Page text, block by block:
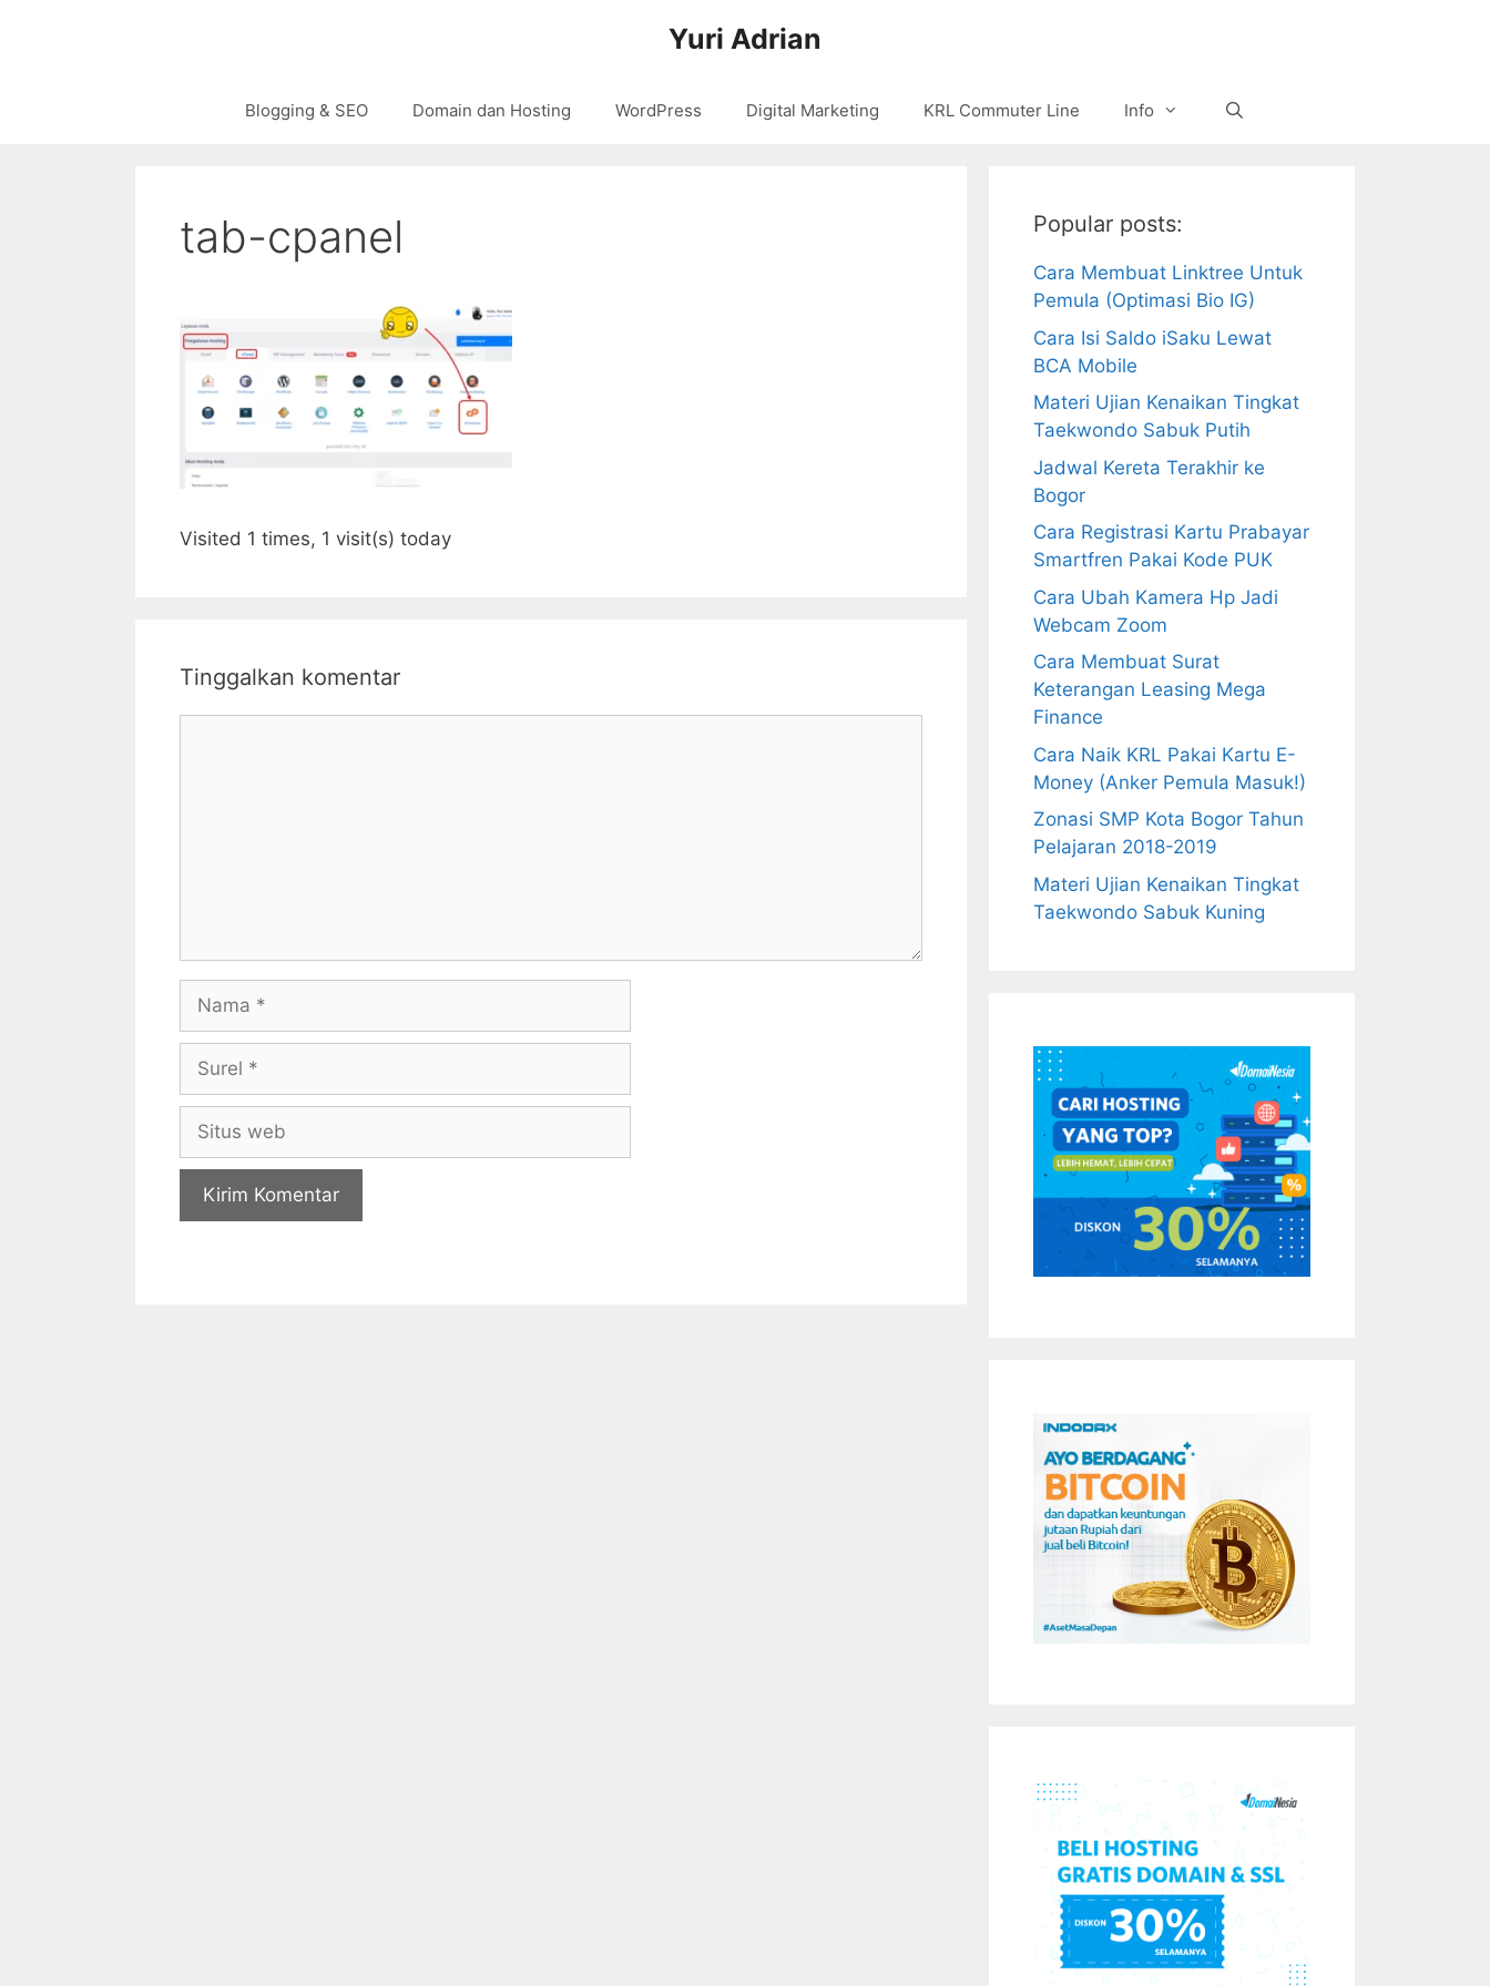
Yuri Adrian
Blogging & SEO Domain dan Hosting WordPress Digital Marketing KRL Commuter Line Info
tab-cpanel
Visited 1 times, 1 visit(s) today
Tinggalkan komentar
web
Popular posts:
Cara Membuat Linktree Untuk
Pemula (Optimasi Bio IG)
Cara Isi Saldo iSaku Lewat
BCA Mobile
Materi Ujian Kenaikan Tingkat
Taekwondo Sabuk Putih
Jadwal Kereta Terakhir ke
Bogor
Cara Registrasi Kartu Prabayar
Smartfren Pakai Kode PUK
Cara Ubah Kamera Hp Jadi
Webcam Zoom
Cara Membuat Surat
Keterangan Leasing Mega
Finance
Cara Naik KRL Pakai Kartu E-
Money (Anker Pemula Masuk!)
Zonasi SMP Kota Bogor Tahun
Pelajaran 2018-2019
Materi Ujian Kenaikan Tingkat
Taekwondo Sabuk Kuning